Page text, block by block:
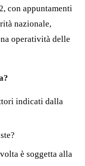
con appuntamenti
nazionale,
operatività delle
indicati dalla
è soggetta alla